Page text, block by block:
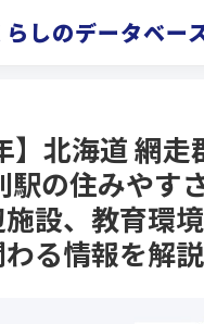
らしのデータベー
】北海道 網走
駅の住みやす
設、教育環
る情報を解説